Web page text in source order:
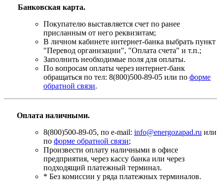
Банковская карта.
Покупателю выставляется счет по ранее
присланным от него реквизитам;
В личном кабинете интернет-банка выбрать пункт
"Перевод организации", "Оплата счета" и т.п.;
Заполнить необходимые поля для оплаты.
По вопросам оплаты через интернет-банк
обращаться по тел: 8(800)500-89-05 или по форме
обратной связи.
Оплата наличными.
8(800)500-89-05, по e-mail: info@energozapad.ru или
по форме обратной связи;
Произвести оплату наличными в офисе
предприятия, через кассу банка или через
подходящий платежный терминал.
* Без комиссии у ряда платежных терминалов.